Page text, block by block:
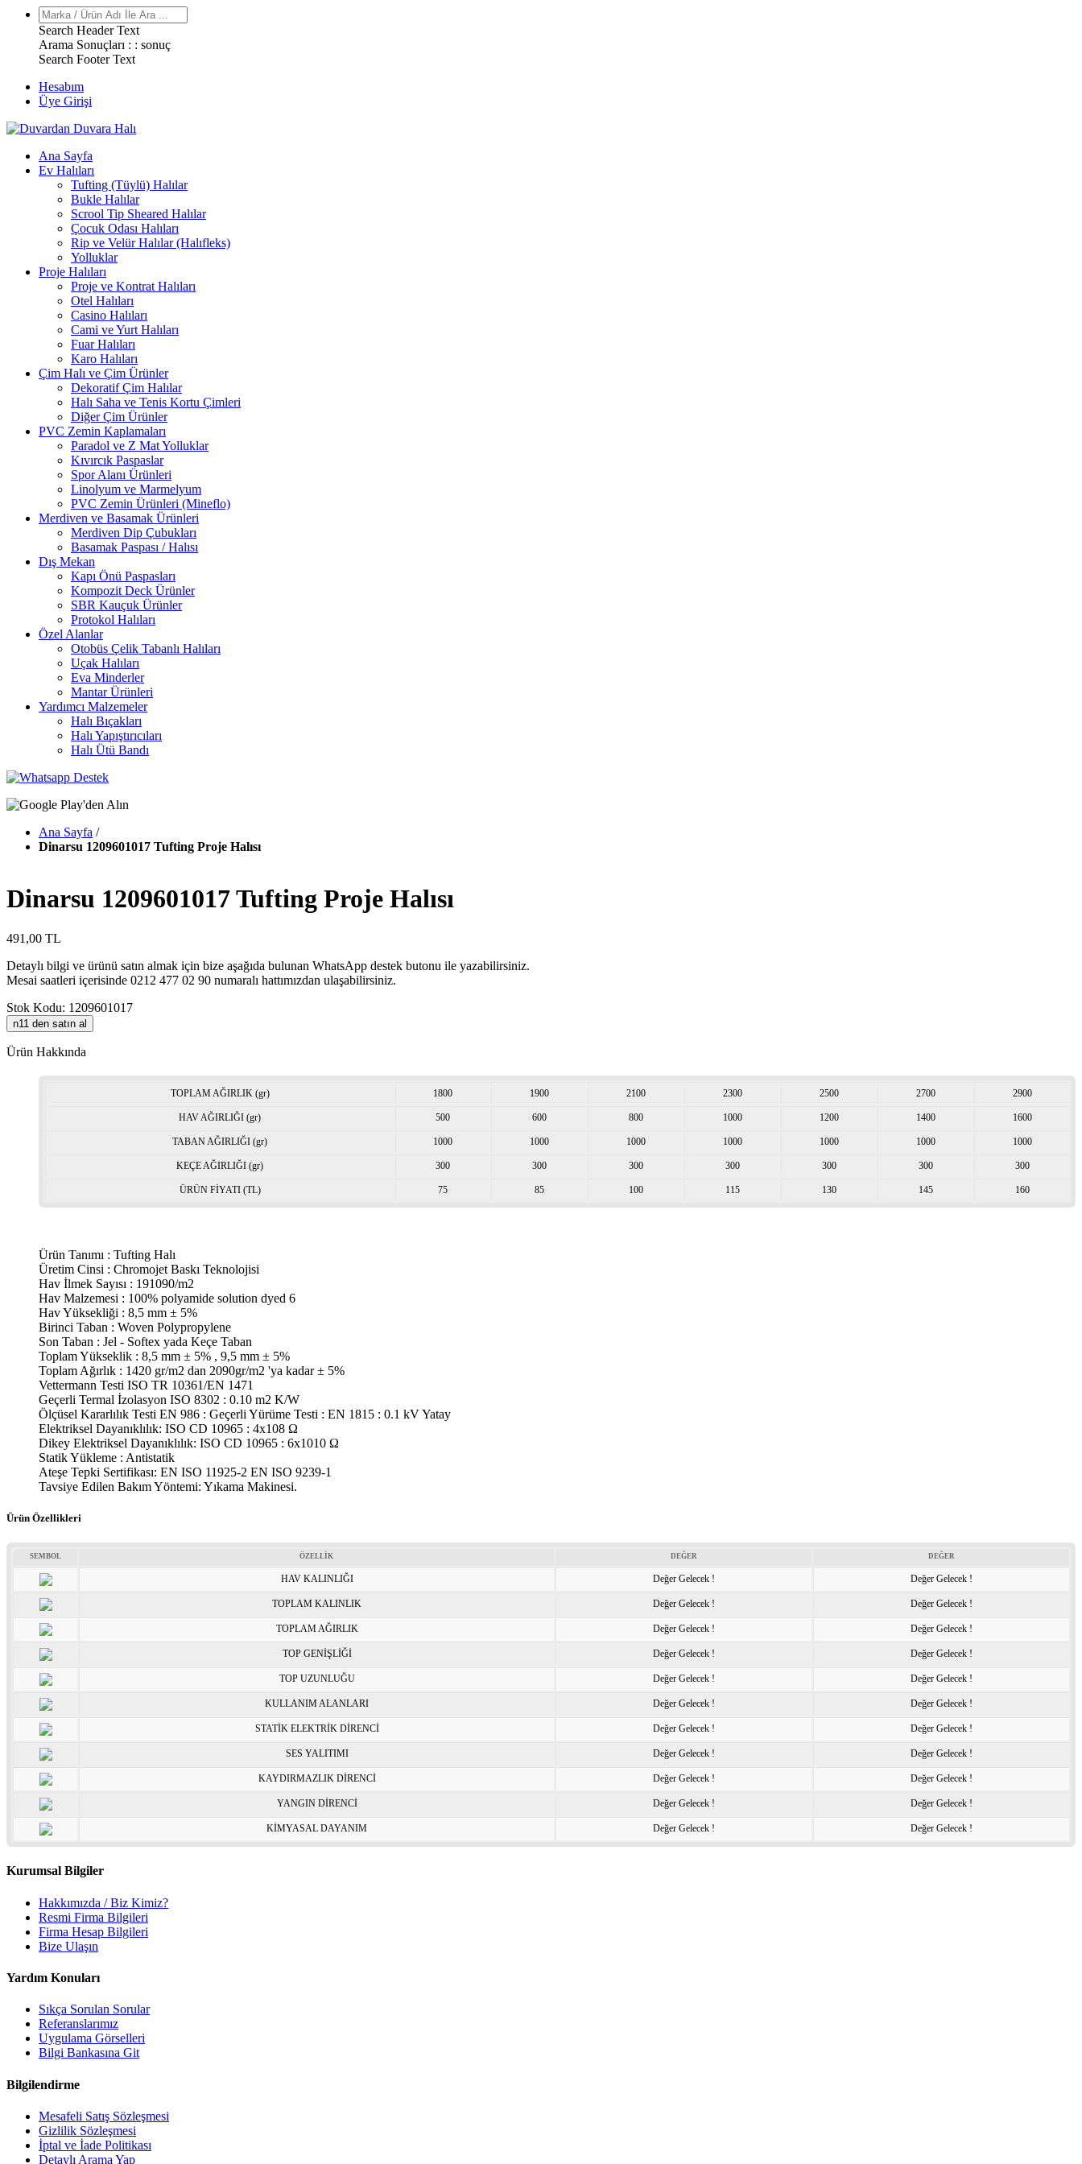
Search Header Text
Arama Sonuçları : : sonuç
Search Footer Text
Hesabım
Üye Girişi
Ana Sayfa
Ev Halıları
Tufting (Tüylü) Halılar
Bukle Halılar
Scrool Tip Sheared Halılar
Çocuk Odası Halıları
Rip ve Velür Halılar (Halıfleks)
Yolluklar
Proje Halıları
Proje ve Kontrat Halıları
Otel Halıları
Casino Halıları
Cami ve Yurt Halıları
Fuar Halıları
Karo Halıları
Çim Halı ve Çim Ürünler
Dekoratif Çim Halılar
Halı Saha ve Tenis Kortu Çimleri
Diğer Çim Ürünler
PVC Zemin Kaplamaları
Paradol ve Z Mat Yolluklar
Kıvırcık Paspaslar
Spor Alanı Ürünleri
Linolyum ve Marmelyum
PVC Zemin Ürünleri (Mineflo)
Merdiven ve Basamak Ürünleri
Merdiven Dip Çubukları
Basamak Paspası / Halısı
Dış Mekan
Kapı Önü Paspasları
Kompozit Deck Ürünler
SBR Kauçuk Ürünler
Protokol Halıları
Özel Alanlar
Otobüs Çelik Tabanlı Halıları
Uçak Halıları
Eva Minderler
Mantar Ürünleri
Yardımcı Malzemeler
Halı Bıçakları
Halı Yapıştırıcıları
Halı Ütü Bandı
Ana Sayfa /
Dinarsu 1209601017 Tufting Proje Halısı
Dinarsu 1209601017 Tufting Proje Halısı
491,00 TL
Detaylı bilgi ve ürünü satın almak için bize aşağıda bulunan WhatsApp destek butonu ile yazabilirsiniz.
Mesai saatleri içerisinde 0212 477 02 90 numaralı hattımızdan ulaşabilirsiniz.
Stok Kodu: 1209601017
n11 den satın al
Ürün Hakkında
TOPLAM AĞIRLIK (gr) 1800 1900 2100 2300 2500 2700 2900
HAV AĞIRLIĞI (gr) 500 600 800 1000 1200 1400 1600
TABAN AĞIRLIĞI (gr) 1000 1000 1000 1000 1000 1000 1000
KEÇE AĞIRLIĞI (gr) 300 300 300 300 300 300 300
ÜRÜN FİYATI (TL) 75 85 100 115 130 145 160
Ürün Tanımı : Tufting Halı
Üretim Cinsi : Chromojet Baskı Teknolojisi
Hav İlmek Sayısı : 191090/m2
Hav Malzemesi : 100% polyamide solution dyed 6
Hav Yüksekliği : 8,5 mm ± 5%
Birinci Taban : Woven Polypropylene
Son Taban : Jel - Softex yada Keçe Taban
Toplam Yükseklik : 8,5 mm ± 5% , 9,5 mm ± 5%
Toplam Ağırlık : 1420 gr/m2 dan 2090gr/m2 'ya kadar ± 5%
Vettermann Testi ISO TR 10361/EN 1471
Geçerli Termal İzolasyon ISO 8302 : 0.10 m2 K/W
Ölçüsel Kararlılık Testi EN 986 : Geçerli Yürüme Testi : EN 1815 : 0.1 kV Yatay
Elektriksel Dayanıklılık: ISO CD 10965 : 4x108 Ω
Dikey Elektriksel Dayanıklılık: ISO CD 10965 : 6x1010 Ω
Statik Yükleme : Antistatik
Ateşe Tepki Sertifikası: EN ISO 11925-2 EN ISO 9239-1
Tavsiye Edilen Bakım Yöntemi: Yıkama Makinesi.
Ürün Özellikleri
SEMBOL ÖZELLİK DEĞER DEĞER
HAV KALINLIĞI Değer Gelecek ! Değer Gelecek !
TOPLAM KALINLIK Değer Gelecek ! Değer Gelecek !
TOPLAM AĞIRLIK Değer Gelecek ! Değer Gelecek !
TOP GENİŞLİĞİ Değer Gelecek ! Değer Gelecek !
TOP UZUNLUĞU Değer Gelecek ! Değer Gelecek !
KULLANIM ALANLARI Değer Gelecek ! Değer Gelecek !
STATİK ELEKTRİK DİRENCİ Değer Gelecek ! Değer Gelecek !
SES YALITIMI Değer Gelecek ! Değer Gelecek !
KAYDIRMAZLIK DİRENCİ Değer Gelecek ! Değer Gelecek !
YANGIN DİRENCİ Değer Gelecek ! Değer Gelecek !
KİMYASAL DAYANIM Değer Gelecek ! Değer Gelecek !
Kurumsal Bilgiler
Hakkımızda / Biz Kimiz?
Resmi Firma Bilgileri
Firma Hesap Bilgileri
Bize Ulaşın
Yardım Konuları
Sıkça Sorulan Sorular
Referanslarımız
Uygulama Görselleri
Bilgi Bankasına Git
Bilgilendirme
Mesafeli Satış Sözleşmesi
Gizlilik Sözleşmesi
İptal ve İade Politikası
Detaylı Arama Yap